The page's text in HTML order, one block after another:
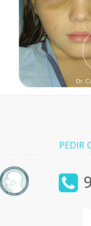
PEDIR